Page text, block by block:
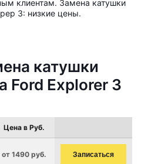
клиентам. Замена катушки
3: низкие цены.
катушки
Ford Explorer 3
Цена в Руб.
от 1490 руб. Записаться